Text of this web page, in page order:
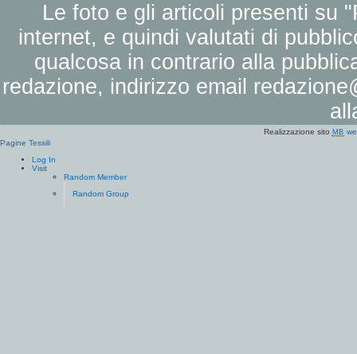
Le foto e gli articoli presenti su
internet, e quindi valutati di
qualcosa in contrario alla
redazione, indirizzo email
Realizzazione sito MB
Pagine Tessili
Log In
Visit
Random Member
Random Group